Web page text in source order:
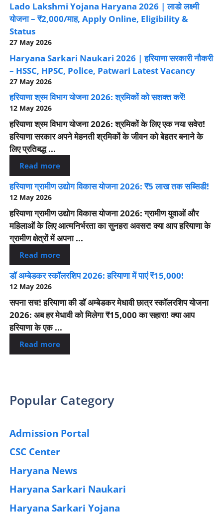
Lado Lakshmi Yojana Haryana 2026 | लाडो लक्ष्मी
योजना – ₹2,000/माह, Apply Online, Eligibility &
Status
27 May 2026
Haryana Sarkari Naukari 2026 | हरियाणा सरकारी नौकरी
– HSSC, HPSC, Police, Patwari Latest Vacancy
27 May 2026
हरियाणा श्रम विभाग योजना 2026: श्रमिकों को सशक्त करें!
12 May 2026
हरियाणा श्रम विभाग योजना 2026: श्रमिकों के लिए एक नया सवेरा!
हरियाणा सरकार अपने मेहनती श्रमिकों के जीवन को बेहतर बनाने के
लिए प्रतिबद्ध ...
Read more
हरियाणा ग्रामीण उद्योग विकास योजना 2026: ₹5 लाख तक सब्सिडी!
12 May 2026
हरियाणा ग्रामीण उद्योग विकास योजना 2026: ग्रामीण युवाओं और
महिलाओं के लिए आत्मनिर्भरता का सुनहरा अवसर! क्या आप हरियाणा के
ग्रामीण क्षेत्रों में अपना ...
Read more
डॉ अम्बेडकर स्कॉलरशिप 2026: हरियाणा में पाएं ₹15,000!
12 May 2026
सपना सच! हरियाणा की डॉ अम्बेडकर मेधावी छात्र स्कॉलरशिप योजना
2026: अब हर मेधावी को मिलेगा ₹15,000 का सहारा! क्या आप
हरियाणा के एक ...
Read more
Popular Category
Admission Portal
CSC Center
Haryana News
Haryana Sarkari Naukari
Haryana Sarkari Yojana